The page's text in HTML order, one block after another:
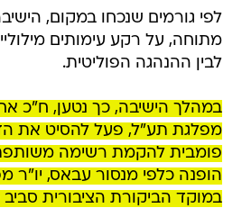
לפי גורמים שנכחו במקום,
מתוחה, על רקע עימותים
לבין ההנהגה הפוליטית.
במהלך הישיבה, כך נטען, ח"כ
מפלגת תע"ל, פעל להסיט את
פומבית להקמת רשימה
הופנה כלפי מנסור עבאס,
במוקד הביקורת הציבורית סביב